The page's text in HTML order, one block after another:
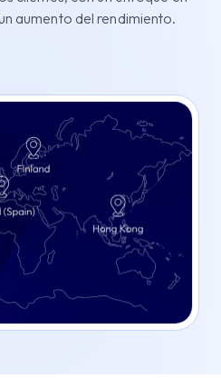
aumento del rendimiento.